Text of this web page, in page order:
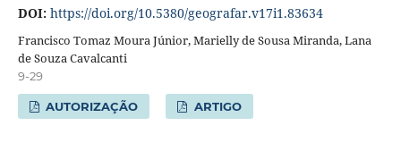
DOI: https://doi.org/10.5380/geografar.v17i1.83634
Francisco Tomaz Moura Júnior, Marielly de Sousa Miranda, Lana
de Souza Cavalcanti
9-29
AUTORIZAÇÃO ARTIGO